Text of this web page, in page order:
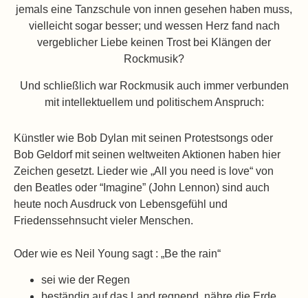
jemals eine Tanzschule von innen gesehen haben muss,
vielleicht sogar besser; und wessen Herz fand nach
vergeblicher Liebe keinen Trost bei Klängen der
Rockmusik?
Und schließlich war Rockmusik auch immer verbunden
mit intellektuellem und politischem Anspruch:
Künstler wie Bob Dylan mit seinen Protestsongs oder
Bob Geldorf mit seinen weltweiten Aktionen haben hier
Zeichen gesetzt. Lieder wie „All you need is love“ von
den Beatles oder “Imagine” (John Lennon) sind auch
heute noch Ausdruck von Lebensgefühl und
Friedenssehnsucht vieler Menschen.
Oder wie es Neil Young sagt : „Be the rain“
sei wie der Regen